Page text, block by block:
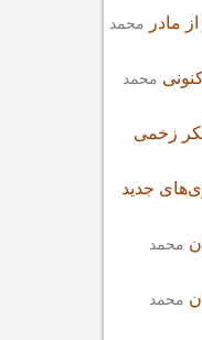
مادر
محمد
محمد
زخمی
جدید
محمد
محمد